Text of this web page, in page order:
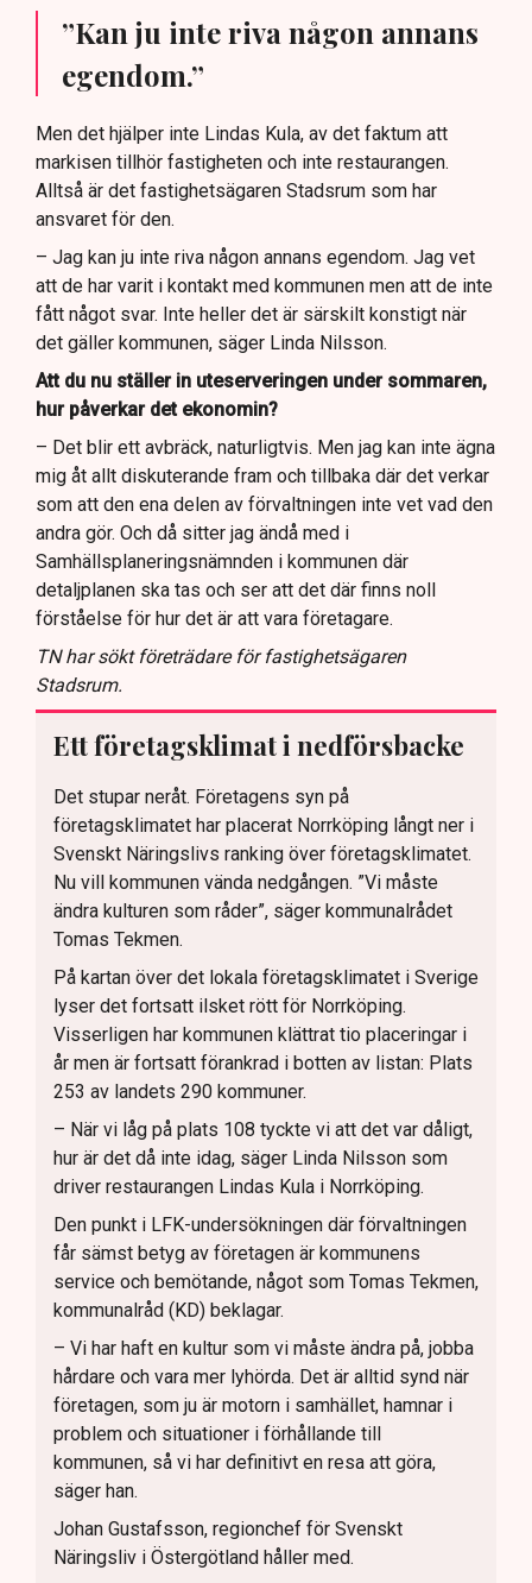
”Kan ju inte riva någon annans
egendom.”
Men det hjälper inte Lindas Kula, av det faktum att
markisen tillhör fastigheten och inte restaurangen.
Alltså är det fastighetsägaren Stadsrum som har
ansvaret för den.
– Jag kan ju inte riva någon annans egendom. Jag vet
att de har varit i kontakt med kommunen men att de inte
fått något svar. Inte heller det är särskilt konstigt när
det gäller kommunen, säger Linda Nilsson.
Att du nu ställer in uteserveringen under sommaren,
hur påverkar det ekonomin?
– Det blir ett avbräck, naturligtvis. Men jag kan inte ägna
mig åt allt diskuterande fram och tillbaka där det verkar
som att den ena delen av förvaltningen inte vet vad den
andra gör. Och då sitter jag ändå med i
Samhällsplaneringsnämnden i kommunen där
detaljplanen ska tas och ser att det där finns noll
förståelse för hur det är att vara företagare.
TN har sökt företrädare för fastighetsägaren
Stadsrum.
Ett företagsklimat i nedförsbacke
Det stupar neråt. Företagens syn på
företagsklimatet har placerat Norrköping långt ner i
Svenskt Näringslivs ranking över företagsklimatet.
Nu vill kommunen vända nedgången. ”Vi måste
ändra kulturen som råder”, säger kommunalrådet
Tomas Tekmen.
På kartan över det lokala företagsklimatet i Sverige
lyser det fortsatt ilsket rött för Norrköping.
Visserligen har kommunen klättrat tio placeringar i
år men är fortsatt förankrad i botten av listan: Plats
253 av landets 290 kommuner.
– När vi låg på plats 108 tyckte vi att det var dåligt,
hur är det då inte idag, säger Linda Nilsson som
driver restaurangen Lindas Kula i Norrköping.
Den punkt i LFK-undersökningen där förvaltningen
får sämst betyg av företagen är kommunens
service och bemötande, något som Tomas Tekmen,
kommunalråd (KD) beklagar.
– Vi har haft en kultur som vi måste ändra på, jobba
hårdare och vara mer lyhörda. Det är alltid synd när
företagen, som ju är motorn i samhället, hamnar i
problem och situationer i förhållande till
kommunen, så vi har definitivt en resa att göra,
säger han.
Johan Gustafsson, regionchef för Svenskt
Näringsliv i Östergötland håller med.